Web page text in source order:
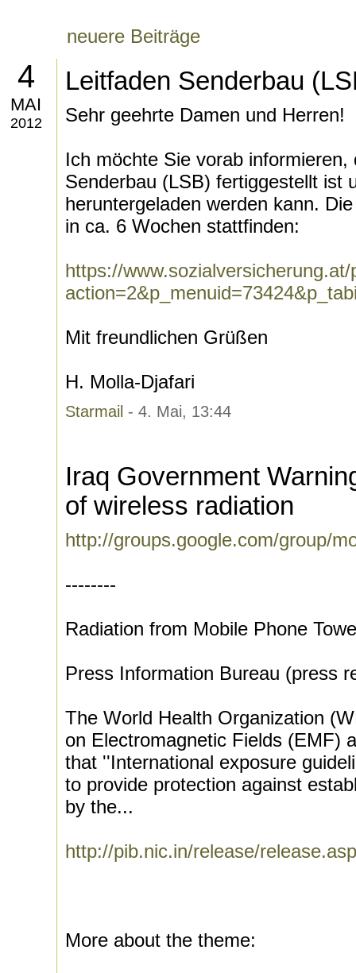
neuere Beiträge
4
MAI
2012
Leitfaden Senderbau
Sehr geehrte Damen und Herren!
Ich möchte Sie vorab informieren,
Senderbau (LSB) fertiggestellt ist
heruntergeladen werden kann.
in ca. 6 Wochen stattfinden:
https://
Mit freundlichen Grüßen
H. Molla-Djafari
Starmail - 4. Mai, 13:44
Iraq Government
of wireless radiation
http://groups.google.com/group/
--------
Radiation from Mobile Phone
Press Information Bureau (press
The World Health Organization
on Electromagnetic Fields (EMF)
that ''International exposure
to provide protection against
by the...
http://pib.nic.in/release/
More about the theme: